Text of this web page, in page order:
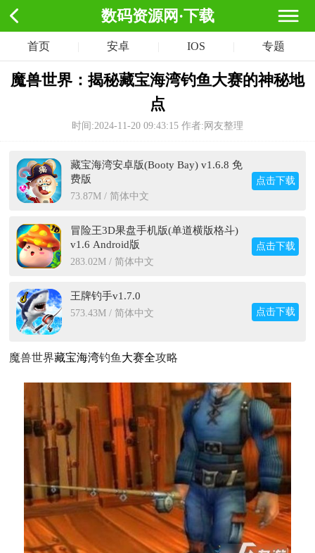
数码资源网·下载
首页 安卓 IOS 专题
魔兽世界：揭秘藏宝海湾钓鱼大赛的神秘地
点
时间:2024-11-20 09:43:15 作者:网友整理
藏宝海湾安卓版(Booty Bay) v1.6.8 免
费版
73.87M / 简体中文
点击下载
冒险王3D果盘手机版(单道横版格斗)
v1.6 Android版
283.02M / 简体中文
点击下载
王牌钓手v1.7.0
573.43M / 简体中文 点击下载
魔兽世界藏宝海湾钓鱼 大赛全攻略